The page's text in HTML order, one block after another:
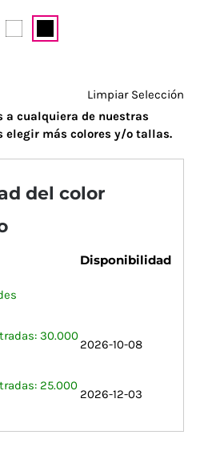
Limpiar Selección
a cualquiera de nuestras
elegir más colores y/o tallas.
del color
Disponibilidad
30.000
2026-10-08
25.000
2026-12-03